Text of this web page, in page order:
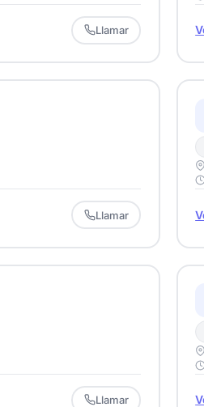
Llamar
Llamar
Llamar